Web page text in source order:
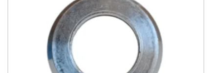
PATINAGEM